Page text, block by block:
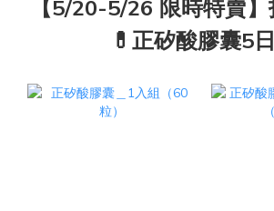
【5/20-5/26 限時特賣
💊正矽酸膠囊5